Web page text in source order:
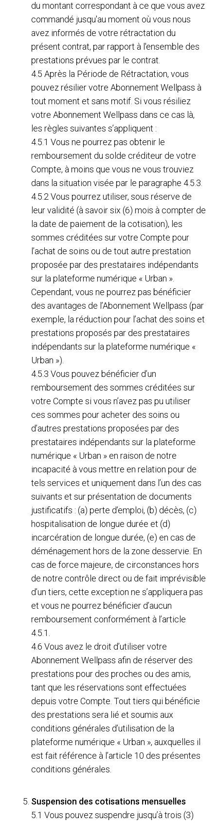
du montant correspondant à ce que vous avez
commandé jusqu'au moment où vous nous
avez informés de votre rétractation du
présent contrat, par rapport à l'ensemble des
prestations prévues par le contrat.
4.5 Après la Période de Rétractation, vous
pouvez résilier votre Abonnement Wellpass à
tout moment et sans motif. Si vous résiliez
votre Abonnement Wellpass dans ce cas là,
les règles suivantes s’appliquent :
4.5.1 Vous ne pourrez pas obtenir le
remboursement du solde créditeur de votre
Compte, à moins que vous ne vous trouviez
dans la situation visée par le paragraphe 4.5.3.
4.5.2 Vous pourrez utiliser, sous réserve de
leur validité (à savoir six (6) mois à compter de
la date de paiement de la cotisation), les
sommes créditées sur votre Compte pour
l’achat de soins ou de tout autre prestation
proposée par des prestataires indépendants
sur la plateforme numérique « Urban ».
Cependant, vous ne pourrez pas bénéficier
des avantages de l’Abonnement Wellpass (par
exemple, la réduction pour l’achat des soins et
prestations proposés par des prestataires
indépendants sur la plateforme numérique «
Urban »).
4.5.3 Vous pouvez bénéficier d’un
remboursement des sommes créditées sur
votre Compte si vous n’avez pas pu utiliser
ces sommes pour acheter des soins ou
d’autres prestations proposées par des
prestataires indépendants sur la plateforme
numérique « Urban » en raison de notre
incapacité à vous mettre en relation pour de
tels services et uniquement dans l’un des cas
suivants et sur présentation de documents
justificatifs : (a) perte d’emploi, (b) décès, (c)
hospitalisation de longue durée et (d)
incarcération de longue durée, (e) en cas de
déménagement hors de la zone desservie. En
cas de force majeure, de circonstances hors
de notre contrôle direct ou de fait imprévisible
d’un tiers, cette exception ne s’appliquera pas
et vous ne pourrez bénéficier d’aucun
remboursement conformément à l’article
4.5.1.
4.6 Vous avez le droit d’utiliser votre
Abonnement Wellpass afin de réserver des
prestations pour des proches ou des amis,
tant que les réservations sont effectuées
depuis votre Compte. Tout tiers qui bénéficie
des prestations sera lié et soumis aux
conditions générales d’utilisation de la
plateforme numérique « Urban », auxquelles il
est fait référence à l’article 10 des présentes
conditions générales.
Suspension des cotisations mensuelles
5.1 Vous pouvez suspendre jusqu’à trois (3)